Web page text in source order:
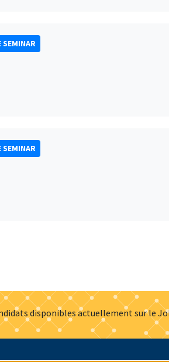
SEMINAR
SEMINAR
disponibles actuellement sur le